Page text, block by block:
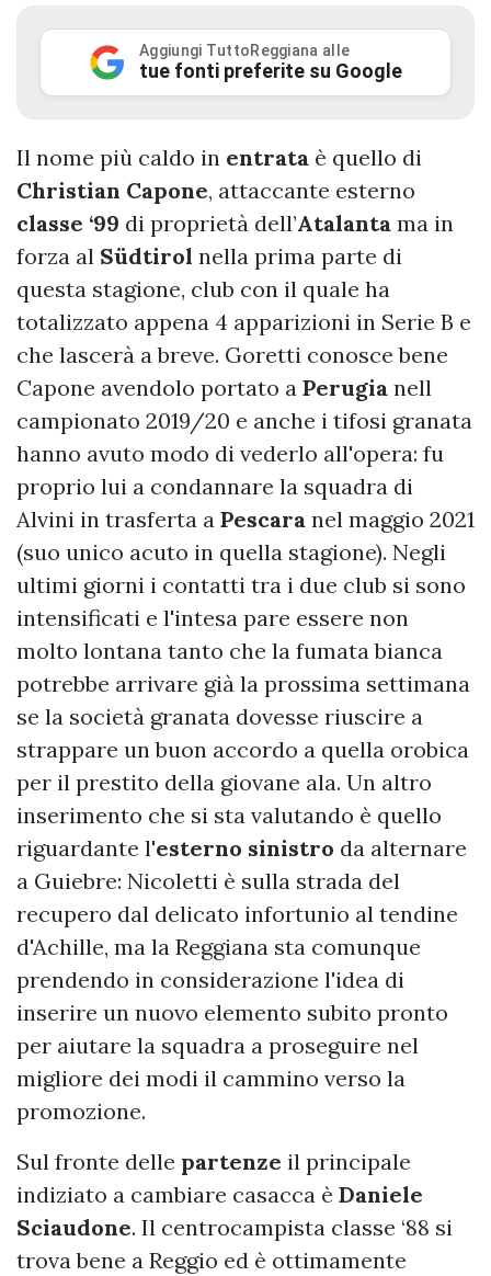
Aggiungi TuttoReggiana alle
tue fonti preferite su Google
Il nome più caldo in entrata è quello di
Christian Capone, attaccante esterno
classe ‘99 di proprietà dell’Atalanta ma in
forza al Südtirol nella prima parte di
questa stagione, club con il quale ha
totalizzato appena 4 apparizioni in Serie B e
che lascerà a breve. Goretti conosce bene
Capone avendolo portato a Perugia nell
campionato 2019/20 e anche i tifosi granata
hanno avuto modo di vederlo all'opera: fu
proprio lui a condannare la squadra di
Alvini in trasferta a Pescara nel maggio 2021
(suo unico acuto in quella stagione). Negli
ultimi giorni i contatti tra i due club si sono
intensificati e l'intesa pare essere non
molto lontana tanto che la fumata bianca
potrebbe arrivare già la prossima settimana
se la società granata dovesse riuscire a
strappare un buon accordo a quella orobica
per il prestito della giovane ala. Un altro
inserimento che si sta valutando è quello
riguardante l'esterno sinistro da alternare
a Guiebre: Nicoletti è sulla strada del
recupero dal delicato infortunio al tendine
d'Achille, ma la Reggiana sta comunque
prendendo in considerazione l'idea di
inserire un nuovo elemento subito pronto
per aiutare la squadra a proseguire nel
migliore dei modi il cammino verso la
promozione.
Sul fronte delle partenze il principale
indiziato a cambiare casacca è Daniele
Sciaudone. Il centrocampista classe ‘88 si
trova bene a Reggio ed è ottimamente